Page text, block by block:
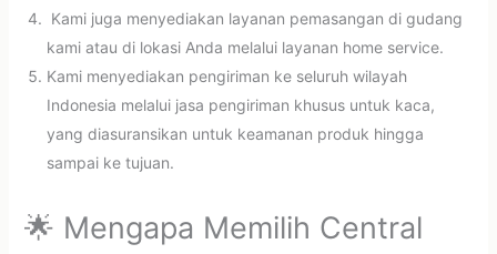
Kami juga menyediakan layanan pemasangan di gudang
kami atau di lokasi Anda melalui layanan home service.
Kami menyediakan pengiriman ke seluruh wilayah
Indonesia melalui jasa pengiriman khusus untuk kaca,
yang diasuransikan untuk keamanan produk hingga
sampai ke tujuan.
🌟 Mengapa Memilih Central